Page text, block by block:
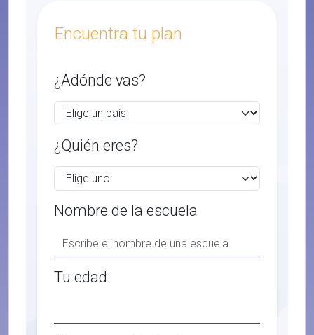
Encuentra tu plan
¿Adónde vas?
¿Quién eres?
Nombre de la escuela
Tu edad: